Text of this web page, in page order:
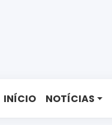
INÍCIO NOTÍCIAS